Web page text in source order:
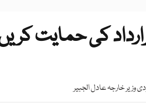
کی حمایت
وزیر خارجہ عادل الجبیر